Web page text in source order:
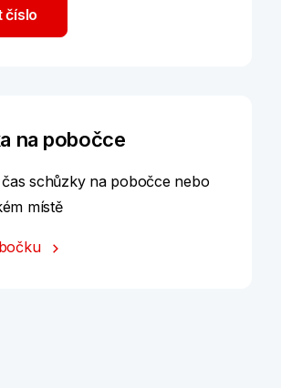
číslo
na pobočce
schůzky na pobočce nebo
místě